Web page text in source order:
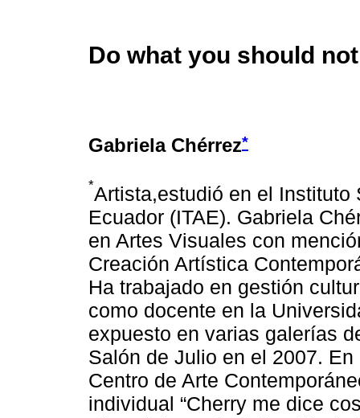
Do what you should
Gabriela Chérrez*
*Artista,estudió en el Instituto
Ecuador (ITAE). Gabriela
en Artes Visuales con
Creación Artística
Ha trabajado en gestión
como docente en la
expuesto en varias galerías
Salón de Julio en el 2007.
Centro de Arte
individual “Cherry me dice